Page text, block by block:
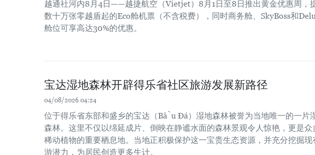
越通社河内8月4日——越捷航空（Vietjet）8月1日至8日推出黄金优惠周，
数十万张零越盾起的Eco舱机票（不含税费），同时商务舱、SkyBoss和
舱位可享高达30%的优惠。
宝达湿地森林开辟得乐省社区旅游发展新路径
04/08/2026 04:24
位于得乐省东部和盛乡的宝达（Bầu Đá）湿地森林被誉为当地唯一的一片
森林。这里不仅以绵延成片、倒映在静谧水面的森林景观令人惊艳，更是众
稀动植物的重要栖息地。当地正积极保护这一宝贵生态资源，并充分挖掘现
游潜力，为居民创造更多生计。